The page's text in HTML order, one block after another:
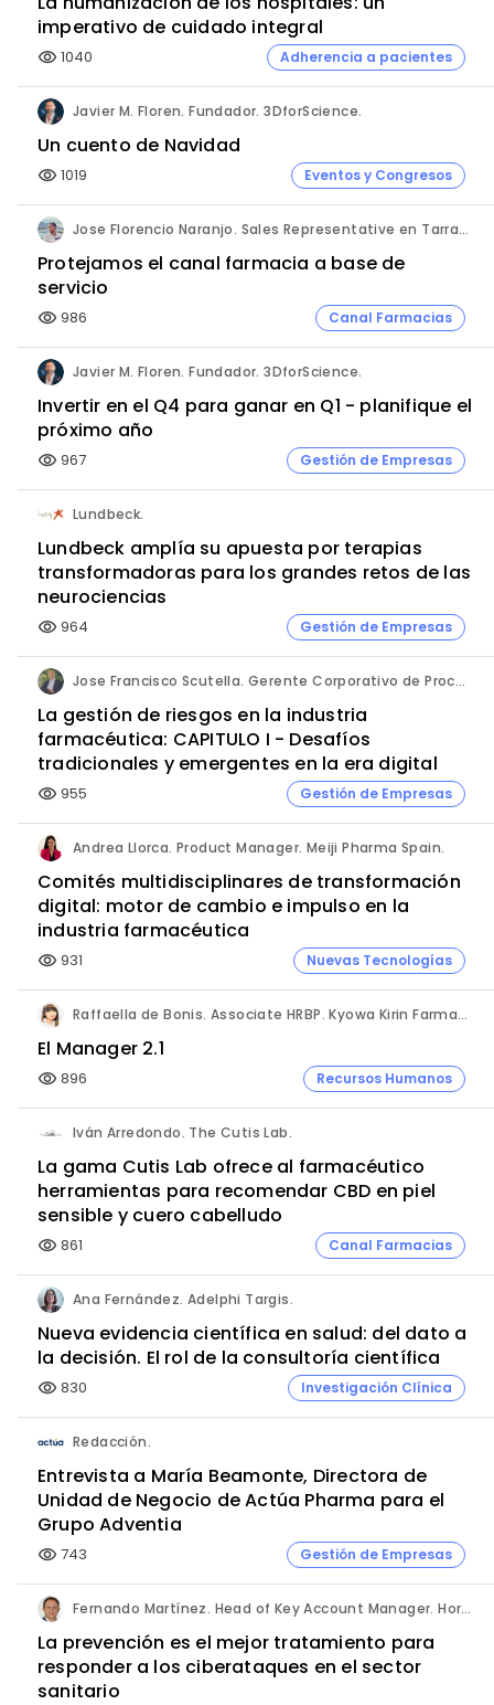
imperativo de cuidado integral
visibility 1040 Adherencia a pacientes
Javier M. Floren. Fundador. 3DforScience.
Un cuento de Navidad
visibility 1019 Eventos y Congresos
Jose Florencio Naranjo. Sales Representative en Tarragona.
Protejamos el canal farmacia a base de
servicio
visibility 986 Canal Farmacias
Javier M. Floren. Fundador. 3DforScience.
Invertir en el Q4 para ganar en Q1 - planifique el
próximo año
visibility 967 Gestión de Empresas
Lundbeck.
Lundbeck amplía su apuesta por terapias
transformadoras para los grandes retos de las
neurociencias
visibility 964 Gestión de Empresas
Jose Francisco Scutella. Gerente Corporativo de Procesos & Control Interno. Adium Pharma.
La gestión de riesgos en la industria
farmacéutica: CAPITULO I - Desafíos
tradicionales y emergentes en la era digital
visibility 955 Gestión de Empresas
Andrea Llorca. Product Manager. Meiji Pharma Spain.
Comités multidisciplinares de transformación
digital: motor de cambio e impulso en la
industria farmacéutica
visibility 931 Nuevas Tecnologías
Raffaella de Bonis. Associate HRBP. Kyowa Kirin Farmacéutica.
El Manager 2.1
visibility 896 Recursos Humanos
Iván Arredondo. The Cutis Lab.
La gama Cutis Lab ofrece al farmacéutico
herramientas para recomendar CBD en piel
sensible y cuero cabelludo
visibility 861 Canal Farmacias
Ana Fernández. Adelphi Targis.
Nueva evidencia científica en salud: del dato a
la decisión. El rol de la consultoría científica
visibility 830 Investigación Clínica
Redacción.
Entrevista a María Beamonte, Directora de
Unidad de Negocio de Actúa Pharma para el
Grupo Adventia
visibility 743 Gestión de Empresas
Fernando Martínez. Head of Key Account Manager. Hornetsecurity.
La prevención es el mejor tratamiento para
responder a los ciberataques en el sector
sanitario